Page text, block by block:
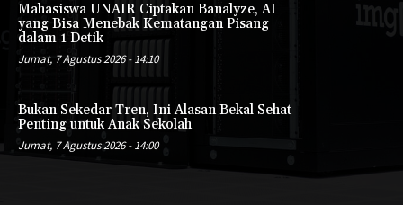
Mahasiswa UNAIR Ciptakan Banalyze, AI
yang Bisa Menebak Kematangan Pisang
dalam 1 Detik
Jumat, 7 Agustus 2026 - 14:10
Bukan Sekedar Tren, Ini Alasan Bekal Sehat
Penting untuk Anak Sekolah
Jumat, 7 Agustus 2026 - 14:00